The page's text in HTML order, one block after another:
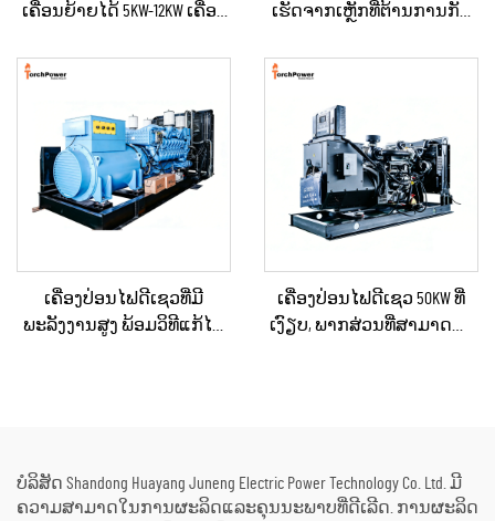
ເຄື່ອນຍ້າຍໄດ້ 5KW-12KW ເຄື່ອງ
ຮ້ານຄ້າ / ການກໍ່ສ້າງ / ການ
ເຮັດຈາກເຫຼັກທີ່ຕ້ານການກັດ
ສຳລັບການສະຫງາດໄຟ
ເຄື່ອງປ່ອນໄຟດີເຊວທີ່ມີ
ພະລັງງານສູງ ພ້ອມວິທີແກ້ໄຂ
ເຄື່ອງປ່ອນໄຟດີເຊວ 50KW ທີ່
ເງົຽບ, ພາກສ່ວນທີ່ສາມາດນຳ
ບໍລິສັດ Shandong Huayang Juneng Electric Power Technology Co. Ltd. ມີ
ຄວາມສາມາດໃນການຜະລິດແລະຄຸນນະພາບທີ່ດີເລີດ. ການຜະລິດ